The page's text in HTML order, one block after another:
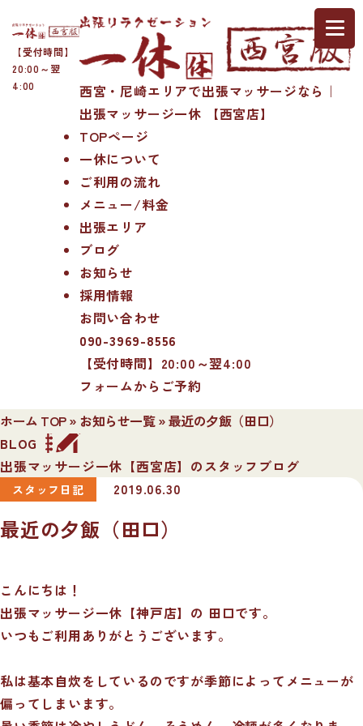
【受付時間】
20:00～翌
4:00
西宮・尼崎エリアで出張マッサージなら｜
出張マッサージ一休 【西宮店】
TOPページ
一休について
ご利用の流れ
メニュー/料金
出張エリア
ブログ
お知らせ
採用情報
お問い合わせ
090-3969-8556
【受付時間】20:00～翌4:00
フォームからご予約
ホーム TOP» お知らせ一覧»最近の夕飯（田口）
BLOG
出張マッサージ一休【西宮店】のスタッフブログ
スタッフ日記 2019.06.30
最近の夕飯（田口）
こんにちは！
出張マッサージ一休【神戸店】の 田口です。
いつもご利用ありがとうございます。
私は基本自炊をしているのですが季節によってメニューが
偏ってしまいます。